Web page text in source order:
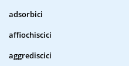
adsorbici
affiochiscici
aggrediscici